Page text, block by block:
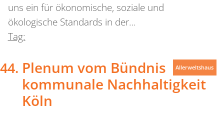
uns ein für ökonomische, soziale und
ökologische Standards in der…
Tag:
Plenum vom Bündnis
kommunale Nachhaltigkeit
Köln
Allerweltshaus